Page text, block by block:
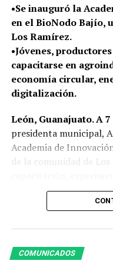
•Se inauguró la
en el BioNodo Bajío,
Los Ramírez.
•Jóvenes,
capacitarse en
economía circular,
digitalización.
León, Guanajuato. A
presidenta municipal,
Academia de
de la comunidad de
dirigido a fortalecer el
las comunidades
soluciones y generar
desarrollo. Ubicada en
COMUNICADOS